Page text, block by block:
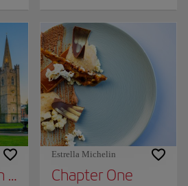
Patricio
Estrella Michelin
Chapter One